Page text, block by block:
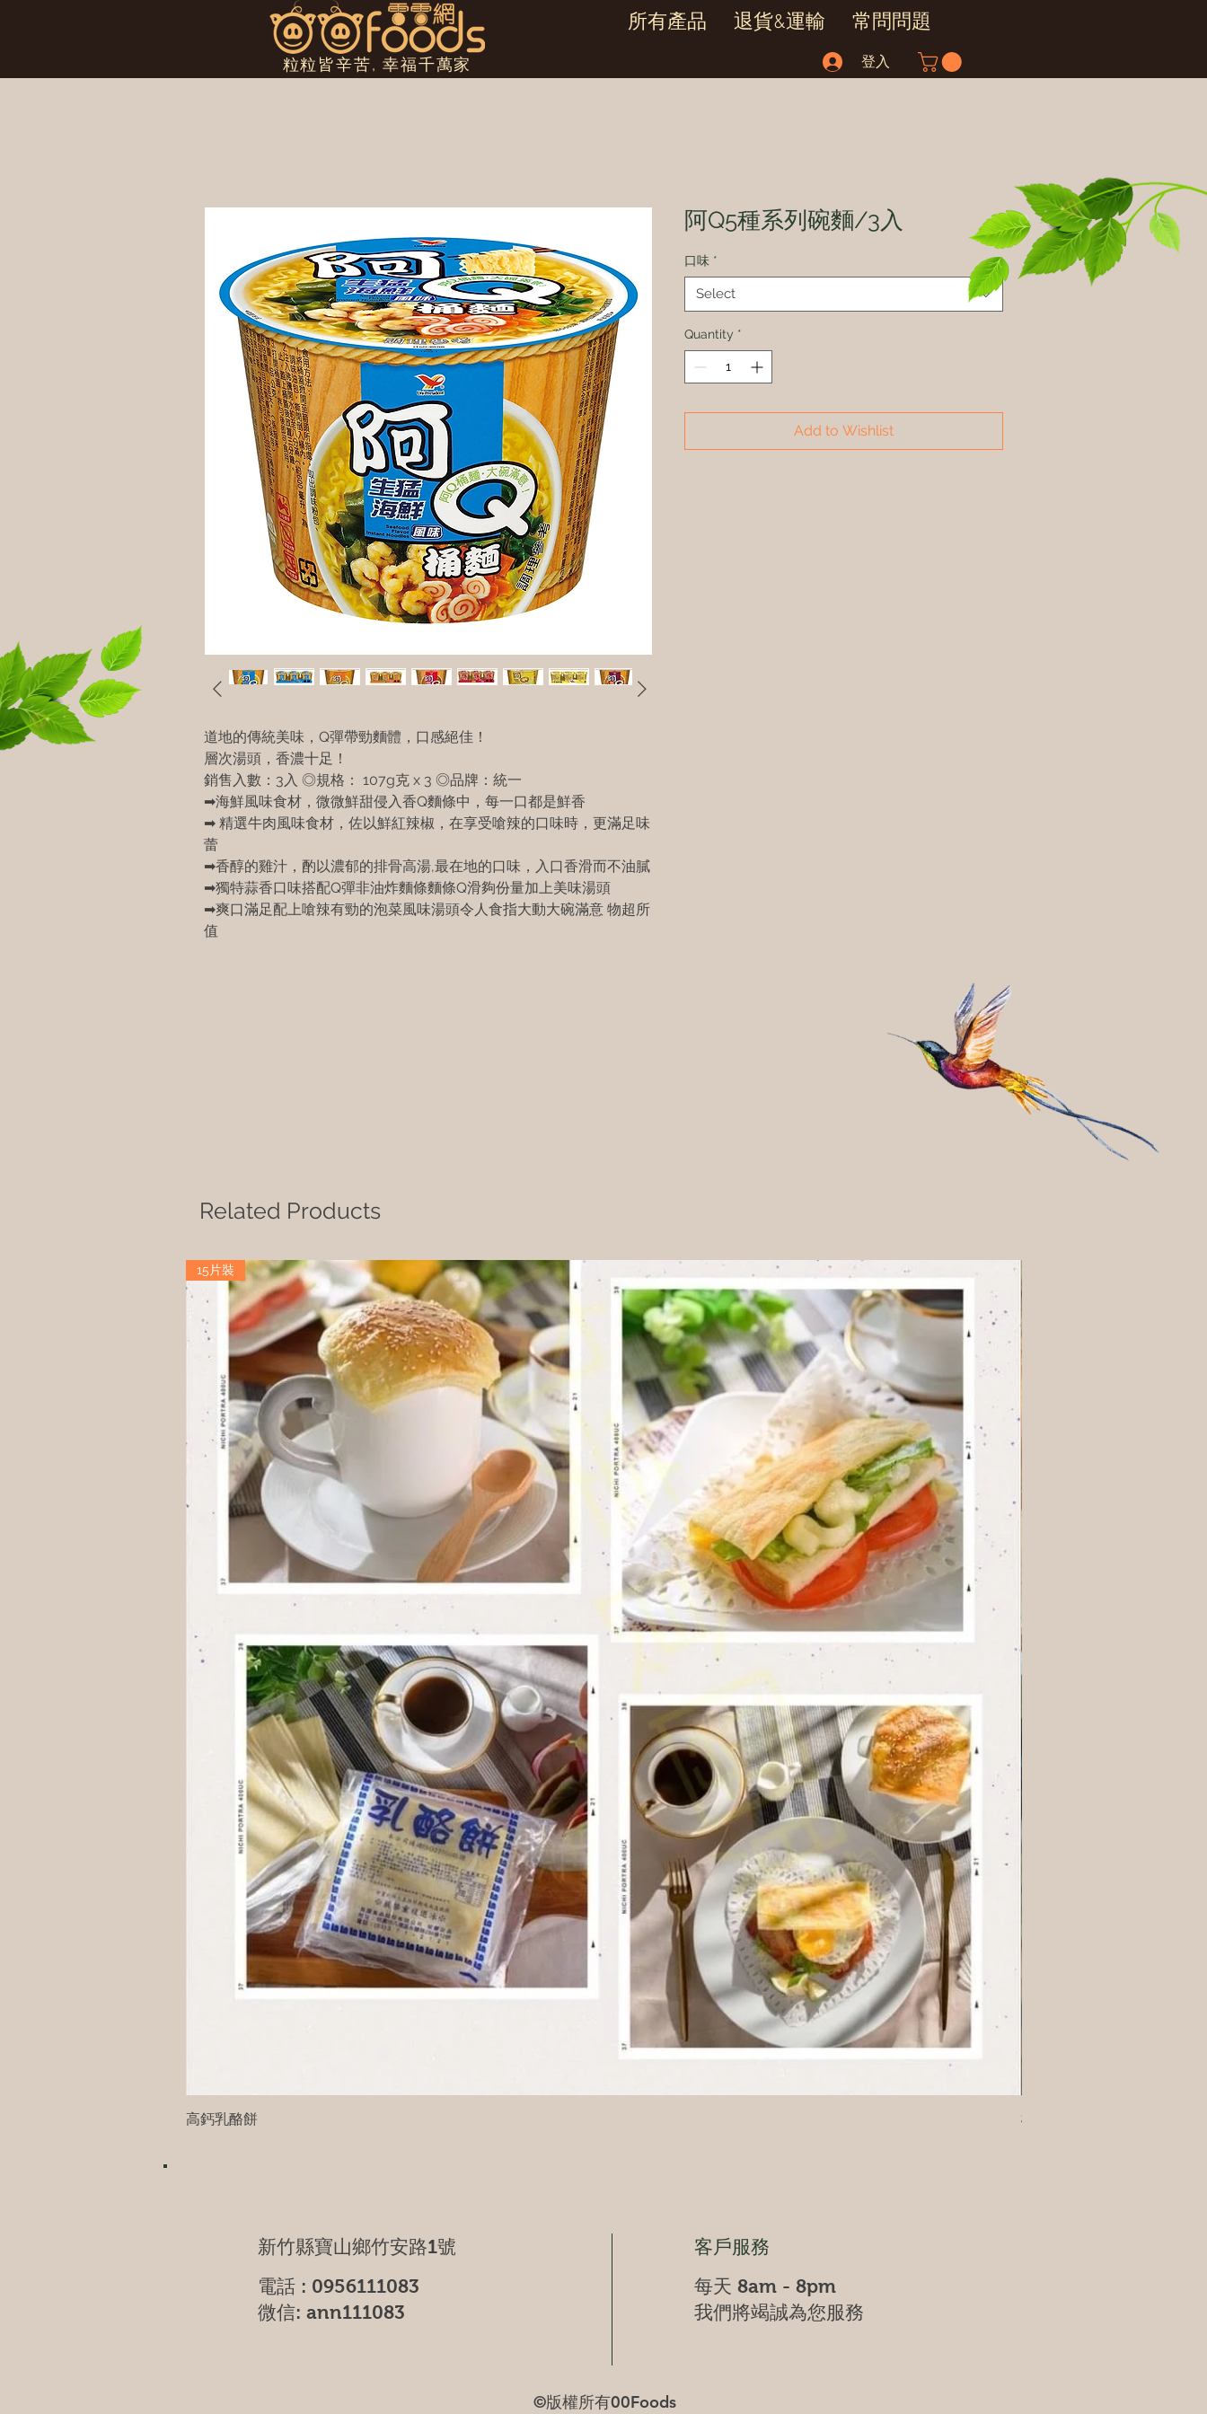
粒粒皆辛苦, 幸福千萬家
所有產品 退貨&運輸 常問問題
登入
道地的傳統美味，Q彈帶勁麵體，口感絕佳！
層次湯頭，香濃十足！
銷售入數：3入 ◎規格： 107g克 x 3 ◎品牌：統一
➡海鮮風味食材，微微鮮甜侵入香Q麵條中，每一口都是鮮香
➡ 精選牛肉風味食材，佐以鮮紅辣椒，在享受嗆辣的口味時，更滿足味
蕾
➡香醇的雞汁，酌以濃郁的排骨高湯,最在地的口味，入口香滑而不油膩
➡獨特蒜香口味搭配Q彈非油炸麵條麵條Q滑夠份量加上美味湯頭
➡爽口滿足配上嗆辣有勁的泡菜風味湯頭令人食指大動大碗滿意 物超所
值
阿Q5種系列碗麵/3入
口味 *
Select
Quantity *
Add to Wishlist
Related Products
15片裝
高鈣乳酪餅 樹葡萄
新竹縣寶山鄉竹安路1號
電話 : 0956111083
微信: ann111083
客戶服務
每天 8am - 8pm
我們將竭誠為您服務
©版權所有00Foods